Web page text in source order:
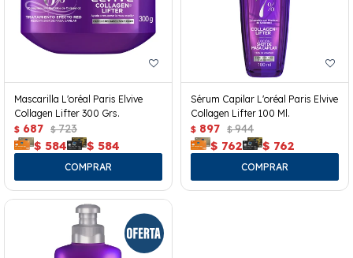
Mascarilla L'oréal Paris Elvive
Collagen Lifter 300 Grs.
$ 687 $ 723
$ 584 $ 584
Sérum Capilar L'oréal Paris Elvive
Collagen Lifter 100 Ml.
$ 897 $ 944
$ 762 $ 762